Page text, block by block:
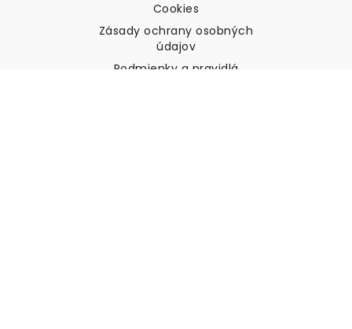
Cookies
Zásady ochrany osobných
údajov
Podmienky a pravidlá